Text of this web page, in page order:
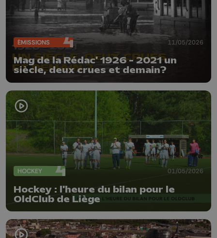
ÉMISSIONS 11/05/2026
Mag de la Rédac' 1926 - 2021 un
siècle, deux crues et demain?
HOCKEY 01/05/2026
Hockey : l'heure du bilan pour le
OldClub de Liège